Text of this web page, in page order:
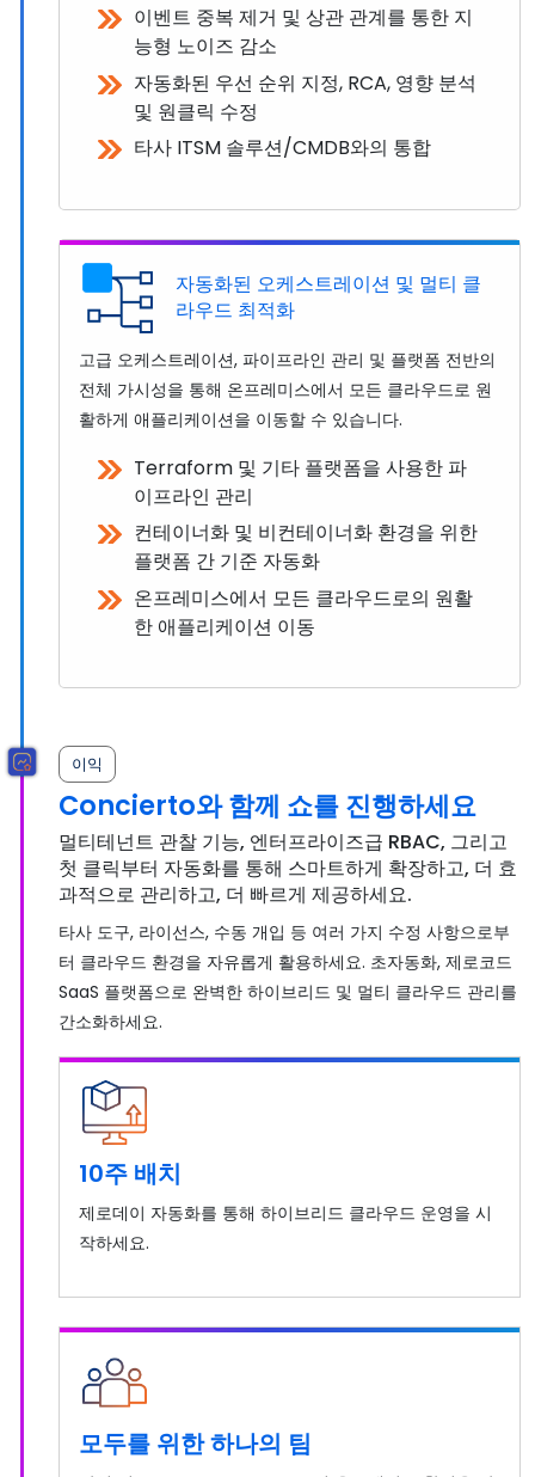
이벤트 중복 제거 및 상관 관계를 통한 지
능형 노이즈 감소
자동화된 우선 순위 지정, RCA, 영향 분석
및 원클릭 수정
타사 ITSM 솔루션/CMDB와의 통합
자동화된 오케스트레이션 및 멀티 클
라우드 최적화
고급 오케스트레이션, 파이프라인 관리 및 플랫폼 전반의
전체 가시성을 통해 온프레미스에서 모든 클라우드로 원
활하게 애플리케이션을 이동할 수 있습니다.
Terraform 및 기타 플랫폼을 사용한 파
이프라인 관리
컨테이너화 및 비컨테이너화 환경을 위한
플랫폼 간 기준 자동화
온프레미스에서 모든 클라우드로의 원활
한 애플리케이션 이동
이익
Concierto와 함께 쇼를 진행하세요
멀티테넌트 관찰 기능, 엔터프라이즈급 RBAC, 그리고
첫 클릭부터 자동화를 통해 스마트하게 확장하고, 더 효
과적으로 관리하고, 더 빠르게 제공하세요.
타사 도구, 라이선스, 수동 개입 등 여러 가지 수정 사항으로부
터 클라우드 환경을 자유롭게 활용하세요. 초자동화, 제로코드
SaaS 플랫폼으로 완벽한 하이브리드 및 멀티 클라우드 관리를
간소화하세요.
10주 배치
제로데이 자동화를 통해 하이브리드 클라우드 운영을 시
작하세요.
모두를 위한 하나의 팀